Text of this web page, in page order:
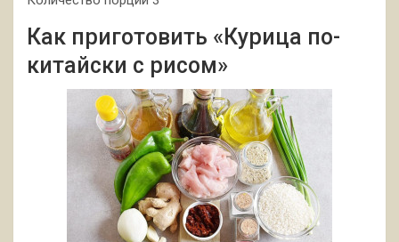
Как приготовить «Курица по-
китайски с рисом»